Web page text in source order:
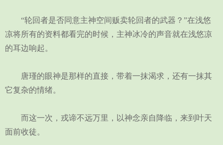
“轮回者是否同意主神空间贩卖轮回者的武器？”在浅悠
凉将所有的资料都看完的时候，主神冰冷的声音就在浅悠凉
的耳边响起。
唐瑾的眼神是那样的直接，带着一抹渴求，还有一抹其
它复杂的情绪。
而这一次，戎谛不远万里，以神念亲自降临，来到叶天
面前收徒。